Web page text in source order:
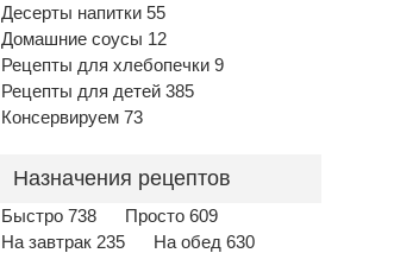
Десерты напитки 55
Домашние соусы 12
Рецепты для хлебопечки 9
Рецепты для детей 385
Консервируем 73
Назначения рецептов
Быстро 738
Просто 609
На завтрак 235
На обед 630